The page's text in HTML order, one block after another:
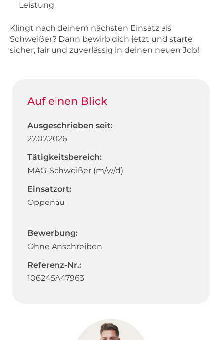
Leistung
Klingt nach deinem nächsten Einsatz als
Schweißer? Dann bewirb dich jetzt und starte
sicher, fair und zuverlässig in deinen neuen Job!
Auf einen Blick
Ausgeschrieben seit:
27.07.2026
Tätigkeitsbereich:
MAG-Schweißer (m/w/d)
Einsatzort:
Oppenau
Bewerbung:
Ohne Anschreiben
Referenz-Nr.:
106245A47963